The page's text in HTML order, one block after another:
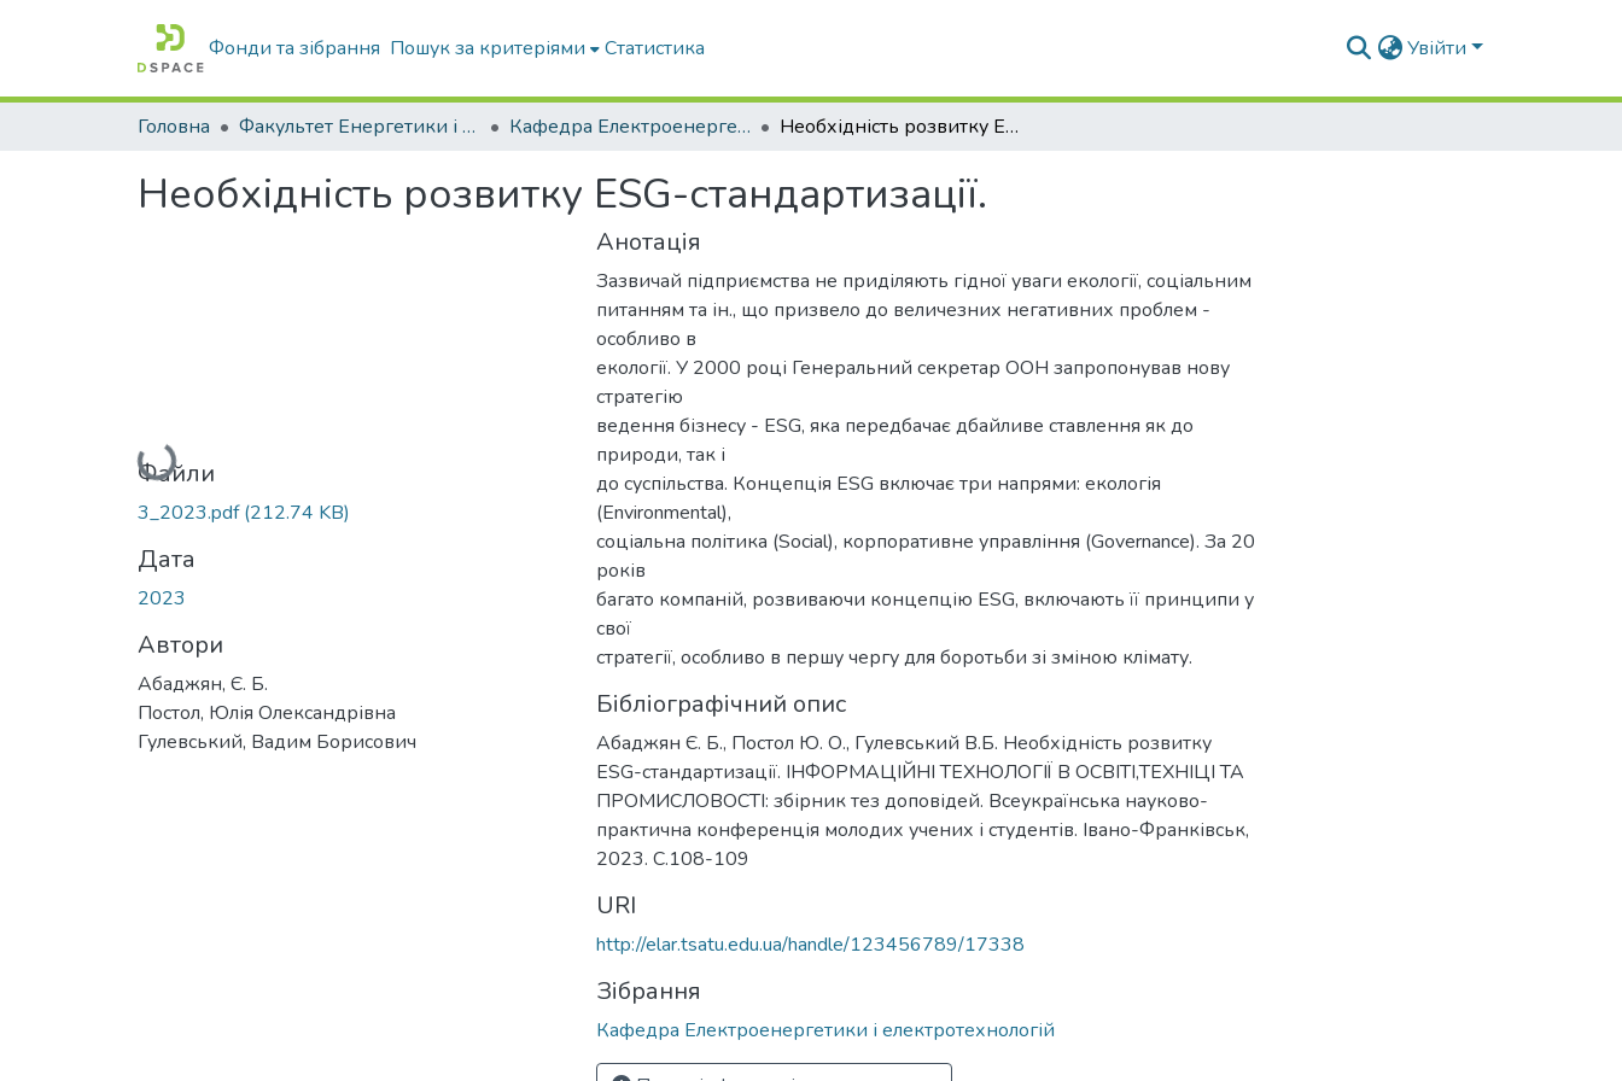
Фонди та зібрання Пошук за критеріями Статистика Увійти
Головна Факультет Енергетики і комп'ютерних технологій Кафедра Електроенергетики і електротехнологій Необхідність розвитку ESG-стандартизації.
Необхідність розвитку ESG-стандартизації.
Вантажиться...
Файли
3_2023.pdf(212.74 KB)
Дата
2023
Автори
Абаджян, Є. Б.
Постол, Юлія Олександрівна
Гулевський, Вадим Борисович
Анотація
Зазвичай підприємства не приділяють гідної уваги екології, соціальним
питанням та ін., що призвело до величезних негативних проблем -
особливо в
екології. У 2000 році Генеральний секретар ООН запропонував нову
стратегію
ведення бізнесу - ESG, яка передбачає дбайливе ставлення як до
природи, так і
до суспільства. Концепція ESG включає три напрями: екологія
(Environmental),
соціальна політика (Social), корпоративне управління (Governance). За 20
років
багато компаній, розвиваючи концепцію ESG, включають її принципи у
свої
стратегії, особливо в першу чергу для боротьби зі зміною клімату.
Бібліографічний опис
Абаджян Є. Б., Постол Ю. О., Гулевський В.Б. Необхідність розвитку
ESG-стандартизації. ІНФОРМАЦІЙНІ ТЕХНОЛОГІЇ В ОСВІТІ,ТЕХНІЦІ ТА
ПРОМИСЛОВОСТІ: збірник тез доповідей. Всеукраїнська науково-
практична конференція молодих учених і студентів. Івано-Франківськ,
2023. С.108-109
URI
http://elar.tsatu.edu.ua/handle/123456789/17338
Зібрання
Кафедра Електроенергетики і електротехнологій